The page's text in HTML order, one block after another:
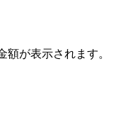
が表示されます。